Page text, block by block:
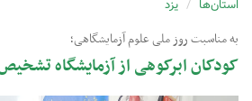
استان‌ها یزد
به مناسبت روز ملی علوم آزمایشگاهی؛
کودکان ابرکوهی از آزمایشگاه